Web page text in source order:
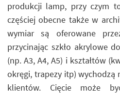
produkcji lamp, przy czym
częściej obecne także w
wymiar są oferowane
przycinając szkło akrylowe
(np. A3, A4, A5) i kształtów
okręgi, trapezy itp) wychodzą
klientów. Cięcie może